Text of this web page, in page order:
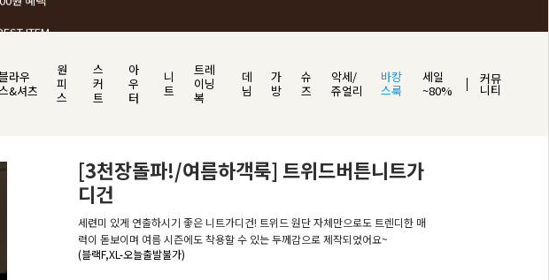
라우
&셔츠
원
피
스
스
커
트
아
우
터
니
트
트레
이닝
복
데
님
가
방
슈
즈
악세/
쥬얼리
바캉
스룩
세일
~80%
커뮤
니티
[3천장돌파!/여름하객룩] 트위드버튼니트가
디건
세련미 있게 연출하시기 좋은 니트가디건! 트위드 원단 자체만으로도 트렌디한 매
력이 돋보이며 여름 시즌에도 착용할 수 있는 두께감으로 제작되었어요~
(블랙F,XL-오늘출발불가)